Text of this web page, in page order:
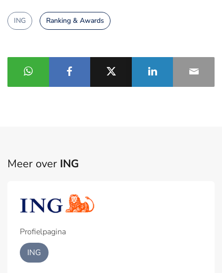
ING Ranking & Awards
Meer over ING
Profielpagina
ING